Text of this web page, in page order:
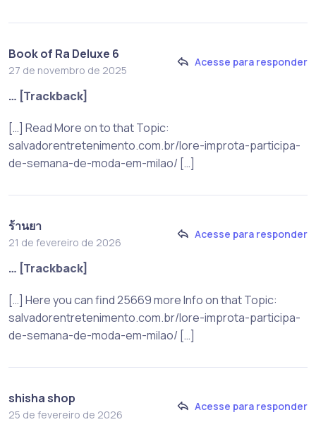
Book of Ra Deluxe 6
27 de novembro de 2025
Acesse para responder
… [Trackback]
[…] Read More on to that Topic:
salvadorentretenimento.com.br/lore-improta-participa-
de-semana-de-moda-em-milao/ […]
ร้านยา
21 de fevereiro de 2026
Acesse para responder
… [Trackback]
[…] Here you can find 25669 more Info on that Topic:
salvadorentretenimento.com.br/lore-improta-participa-
de-semana-de-moda-em-milao/ […]
shisha shop
25 de fevereiro de 2026
Acesse para responder